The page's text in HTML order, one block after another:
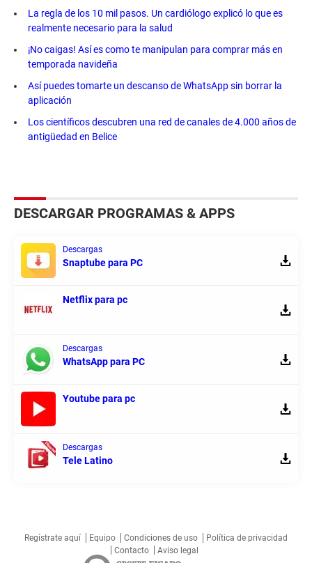
La regla de los 10 mil pasos. Un cardiólogo explicó lo que es
realmente necesario para la salud
¡No caigas! Así es como te manipulan para comprar más en
temporada navideña
Así puedes tomarte un descanso de WhatsApp sin borrar la
aplicación
Los científicos descubren una red de canales de 4.000 años de
antigüedad en Belice
DESCARGAR PROGRAMAS & APPS
Descargas
Snaptube para PC
Netflix para pc
Descargas
WhatsApp para PC
Youtube para pc
Descargas
Tele Latino
Regístrate aquí Equipo Condiciones de uso
Política de privacidad
Contacto
Aviso legal